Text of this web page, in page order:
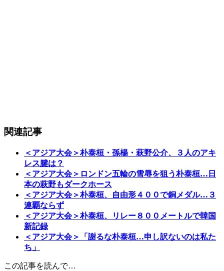
関連記事
＜アジア大会＞朴泰桓・孫楊・萩野公介、３人のアキ
レス腱は？
＜アジア大会＞ロンドン五輪の雪辱を狙う朴泰桓…日
本の萩野もダークホース
＜アジア大会＞朴泰桓、自由形４００で銅メダル…３
連覇ならず
＜アジア大会＞朴泰桓、リレー８００メートルで韓国
新記録
＜アジア大会＞「謝るな朴泰桓…申し訳ないのは私た
ち」
この記事を読んで…